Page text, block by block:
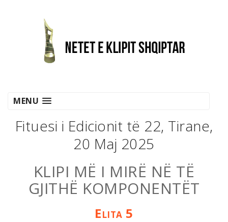
MENU
Fituesi i Edicionit të 22, Tirane,
20 Maj 2025
KLIPI MË I MIRË NË TË
GJITHË KOMPONENTËT
Elita 5